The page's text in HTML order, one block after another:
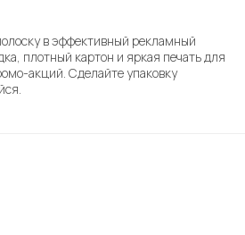
в эффективный рекламный
плотный картон и яркая печать для
акций. Сделайте упаковку